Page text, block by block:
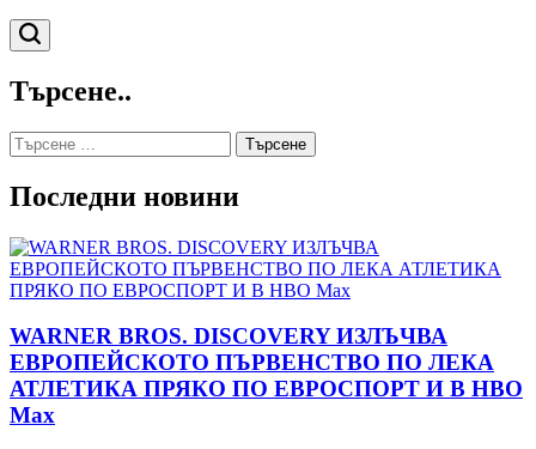
Търсене
Търсене..
Търсене
за:
Последни новини
WARNER BROS. DISCOVERY ИЗЛЪЧВА
ЕВРОПЕЙСКОТО ПЪРВЕНСТВО ПО ЛЕКА
АТЛЕТИКА ПРЯКО ПО ЕВРОСПОРТ И В НВО
Мах